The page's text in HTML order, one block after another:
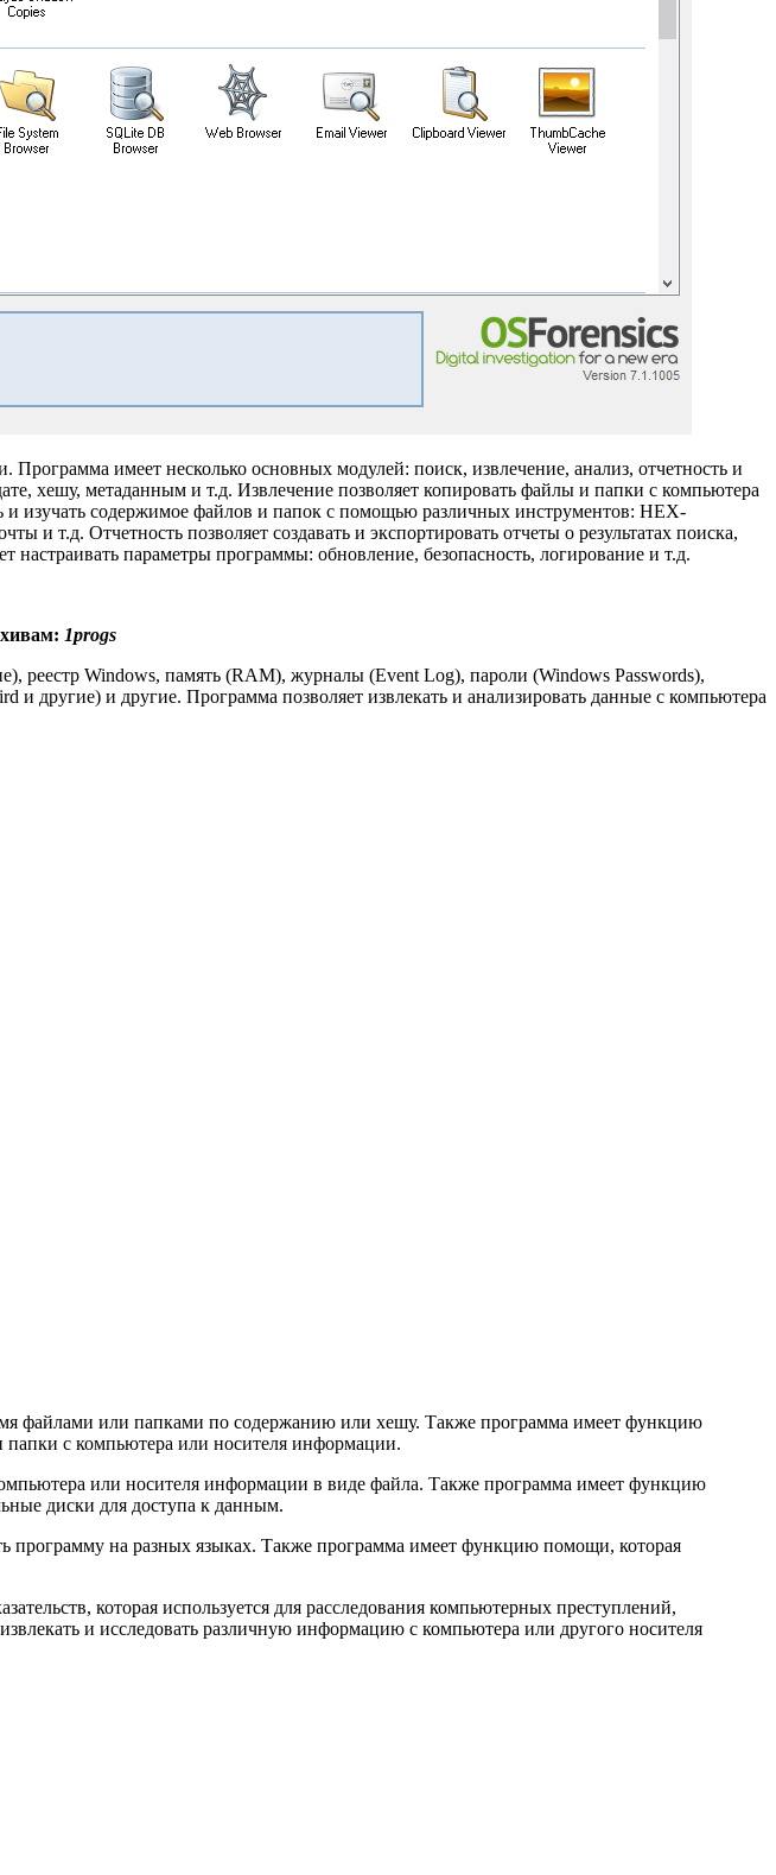
имеет несколько основных модулей: поиск, извлечение, анализ, отчетность и
хешу, метаданным и т.д. Извлечение позволяет копировать файлы и папки с компьютера
и изучать содержимое файлов и папок с помощью различных инструментов: HEX-
т.д. Отчетность позволяет создавать и экспортировать отчеты о результатах поиска,
параметры программы: обновление, безопасность, логирование и т.д.
1progs
реестр Windows, память (RAM), журналы (Event Log), пароли (Windows Passwords),
и другие) и другие. Программа позволяет извлекать и анализировать данные с компьютера
файлами или папками по содержанию или хешу. Также программа имеет функцию
папки с компьютера или носителя информации.
или носителя информации в виде файла. Также программа имеет функцию
диски для доступа к данным.
программу на разных языках. Также программа имеет функцию помощи, которая
которая используется для расследования компьютерных преступлений,
и исследовать различную информацию с компьютера или другого носителя